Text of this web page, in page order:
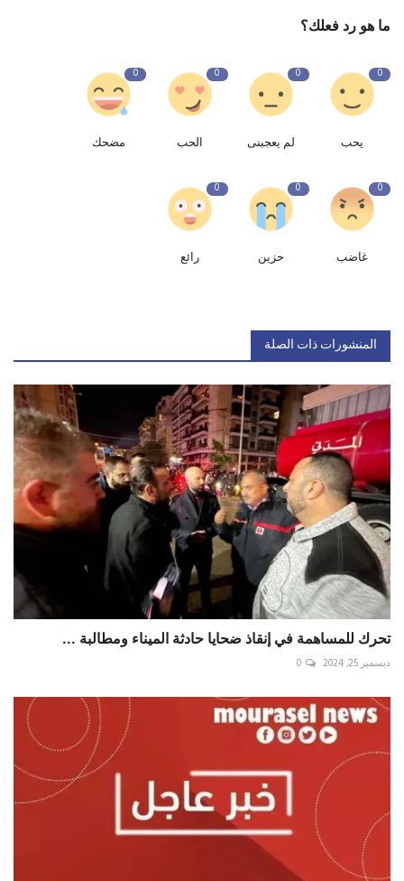
ما هو رد فعلك؟
0
يحب
0
لم يعجبنى
0
الحب
0
مضحك
0
غاضب
0
حزين
0
رائع
المنشورات ذات الصلة
تحرك للمساهمة في إنقاذ ضحايا حادثة ⁧‫الميناء‬⁩ ومطالبة ...
ديسمبر 25, 2024 0